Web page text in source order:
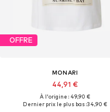
OFFRE
MONARI
44,91 €
À l'origine : 49,90 €
Dernier prix le plus bas :34,90 €